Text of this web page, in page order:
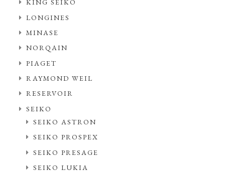
KING SEIKO
LONGINES
MINASE
NORQAIN
PIAGET
RAYMOND WEIL
RESERVOIR
SEIKO
SEIKO ASTRON
SEIKO PROSPEX
SEIKO PRESAGE
SEIKO LUKIA